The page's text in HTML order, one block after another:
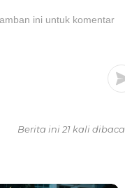
ini untuk komentar
Berita ini 21 kali dibaca